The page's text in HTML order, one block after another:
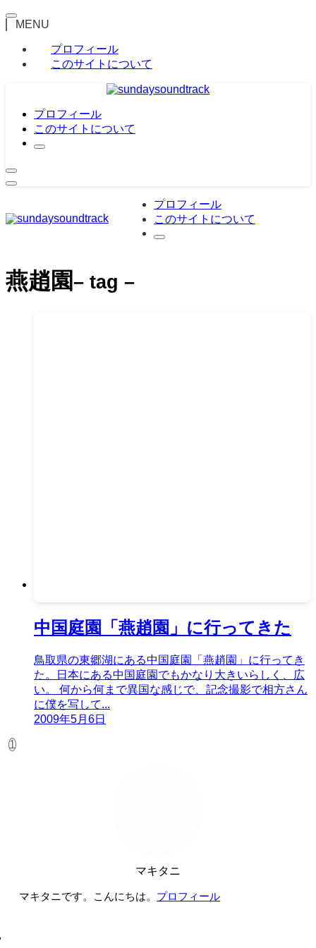
MENU
プロフィール
このサイトについて
プロフィール
このサイトについて
プロフィール
このサイトについて
燕趙園– tag –
中国庭園「燕趙園」に行ってきた
鳥取県の東郷湖にある中国庭園「燕趙園」に行ってき
た。日本にある中国庭園でもかなり大きいらしく、広
い。 何から何まで異国な感じで、記念撮影で相方さん
に僕を写して...
2009年5月6日
1
マキタニ
マキタニです。こんにちは。 プロフィール